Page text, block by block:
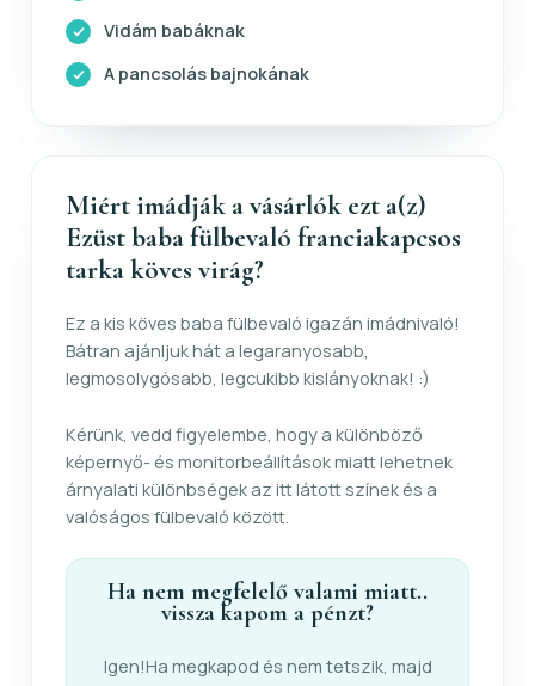
Vidám babáknak
A pancsolás bajnokának
Miért imádják a vásárlók ezt a(z)
Ezüst baba fülbevaló franciakapcsos
tarka köves virág?
Ez a kis köves baba fülbevaló igazán imádnivaló!
Bátran ajánljuk hát a legaranyosabb,
legmosolygósabb, legcukibb kislányoknak! :)
Kérünk, vedd figyelembe, hogy a különböző
képernyő- és monitorbeállítások miatt lehetnek
árnyalati különbségek az itt látott színek és a
valóságos fülbevaló között.
Ha nem megfelelő valami miatt..
vissza kapom a pénzt?
Igen!Ha megkapod és nem tetszik, majd